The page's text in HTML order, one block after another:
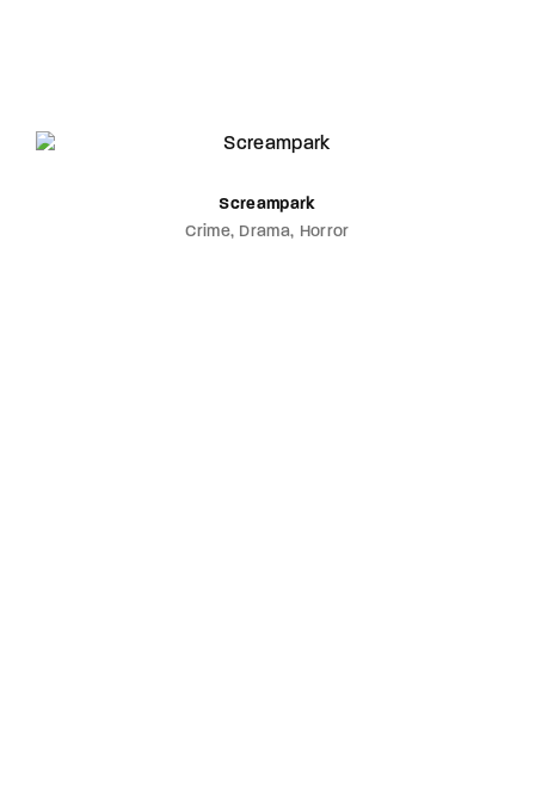
Screampark
Crime Drama Horror